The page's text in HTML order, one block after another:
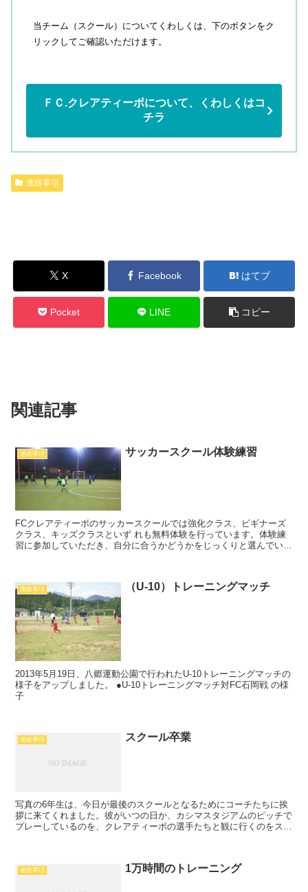
当チーム（スクール）についてくわしくは、下のボタンをク
リックしてご確認いただけます。
ＦＣ.クレアティーボについて、くわしくはコ
チラ
連絡事項
X Facebook はてブ
Pocket LINE コピー
関連記事
連絡事項 サッカースクール体験練習
FCクレアティーボのサッカースクールでは強化クラス、ビギナーズ
クラス、キッズクラスといず れも無料体験を行っています。体験練
習に参加していただき、自分に合うかどうかをじっくりと選んでいた
連絡事項 （U-10）トレーニングマッチ
2013年5月19日、八郷運動公園で行われたU-10トレーニングマッチの
様子をアップしました。 ●U-10トレーニングマッチ対FC石岡戦 の様
子
連絡事項 スクール卒業
写真の6年生は、今日が最後のスクールとなるためにコーチたちに挨
拶に来てくれました。彼がいつの日か、カシマスタジアムのピッチで
プレーしているのを、クレアティーボの選手たちと観に行くのをスタ
連絡事項 1万時間のトレーニング